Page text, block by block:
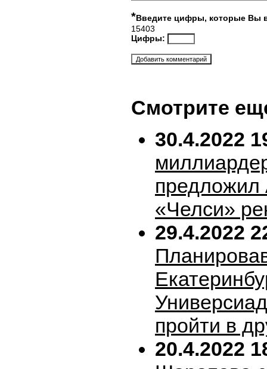
*Введите цифры, которые Вы
15403
Цифры:
Смотрите
30.4.2022
предложил
«Челси»
29.4.2022
пройти в
20.4.2022